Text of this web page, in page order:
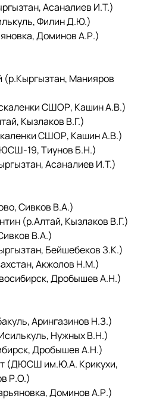
Асаналиев И.Т.)
Филин Д.Ю.)
Доминов А.Р.)
(р.Кыргызтан, Манияров
СШОР, Кашин А.В.)
Кызлаков В.Г.)
СШОР, Кашин А.В.)
19, Тиунов Б.Н.)
Асаналиев И.Т.)
Сивков В.А.)
(р.Алтай, Кызлаков В.Г.)
В.А.)
Бейшебеков З.К.)
Акжолов Н.М.)
Дробышев А.Н.)
Арингазинов Н.З.)
Нужных В.Н.)
Дробышев А.Н.)
(ДЮСШ им.Ю.А. Крикухи,
Р.О.)
Доминов А.Р.)